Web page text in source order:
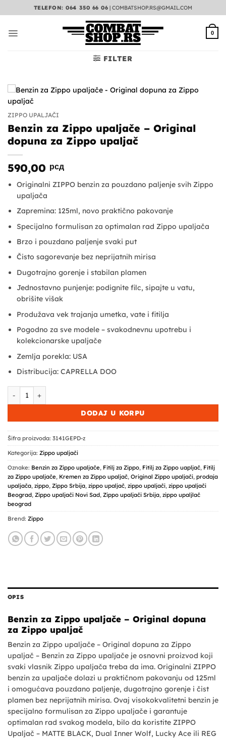
na
TELEFON: 064 350 66 06 |COMBATSHOP.RS@GMAIL.COM
0
FILTER
ZIPPO UPALJAČI
Benzin za Zippo upaljače – Original
dopuna za Zippo upaljač
590,00 рсд
Originalni ZIPPO benzin za pouzdano paljenje svih Zippo
upaljača
Zapremina: 125ml, novo praktično pakovanje
Specijalno formulisan za optimalan rad Zippo upaljača
Brzo i pouzdano paljenje svaki put
Čisto sagorevanje bez neprijatnih mirisa
Dugotrajno gorenje i stabilan plamen
Jednostavno punjenje: podignite filc, sipajte u vatu,
obrišite višak
Produžava vek trajanja umetka, vate i fitilja
Pogodno za sve modele – svakodnevnu upotrebu i
kolekcionarske upaljače
Zemlja porekla: USA
Distribucija: CAPRELLA DOO
Benzin za Zippo upaljače - Original dopuna za Zippo upaljač
DODAJ U KORPU
Šifra proizvoda: 3141GEPD-z
Kategorija: Zippo upaljači
Oznake: Benzin za Zippo upaljače, Fitilj za Zippo, Fitilj za Zippo uapljač, Fitilj
za Zippo upaljače, Kremen za Zippo upaljač, Original Zippo upaljači, prodaja
upaljača, zippo, Zippo Srbija, zippo upaljač, zippo upaljači, zippo upaljači
Beograd, Zippo upaljači Novi Sad, Zippo upaljači Srbija, zippo upaljlač
beograd
Brend: Zippo
OPIS
Benzin za Zippo upaljače – Original dopuna
za Zippo upaljač
Benzin za Zippo upaljače – Original dopuna za Zippo
upaljač – Benzin za Zippo upaljače je osnovni proizvod koji
svaki vlasnik Zippo upaljača treba da ima. Originalni ZIPPO
benzin za upaljače dolazi u praktičnom pakovanju od 125ml
i omogućava pouzdano paljenje, dugotrajno gorenje i čist
plamen bez neprijatnih mirisa. Ovaj visokokvalitetni benzin je
specijalno formulisan za Zippo upaljače i garantuje
optimalan rad svakog modela, bilo da koristite ZIPPO
Upaljač – MATTE BLACK, Dual Inner Wolf, Lucky Ace ili REG